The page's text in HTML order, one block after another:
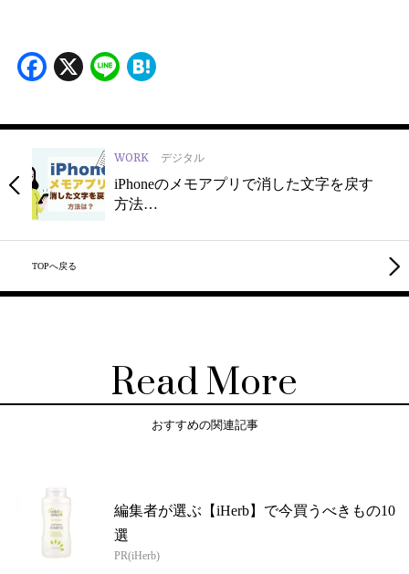
Facebook
X Line
WORK デジタル
iPhoneのメモアプリで消した文字を戻す
方法…
TOPへ戻る
Read More
おすすめの関連記事
編集者が選ぶ【iHerb】で今買うべきもの10
選
PR(iHerb)